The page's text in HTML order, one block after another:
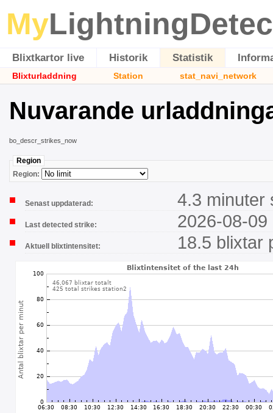
My
Blixtkartor live Historik Statistik
Blixturladdning Station stat_navi_network
Nuvarande
bo_descr_strikes_now
Region
Region:
Senast uppdaterad: 4.3 minuter
Last detected strike: 2026-08-09
Aktuell blixtintensitet: 18.5 blixtar